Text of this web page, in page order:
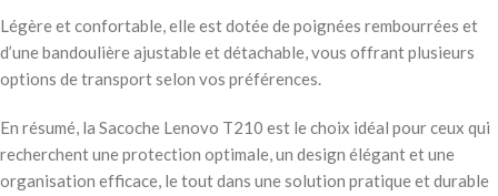
Légère et confortable, elle est dotée de poignées rembourrées et
d’une bandoulière ajustable et détachable, vous offrant plusieurs
options de transport selon vos préférences.
En résumé, la Sacoche Lenovo T210 est le choix idéal pour ceux qui
recherchent une protection optimale, un design élégant et une
organisation efficace, le tout dans une solution pratique et durable